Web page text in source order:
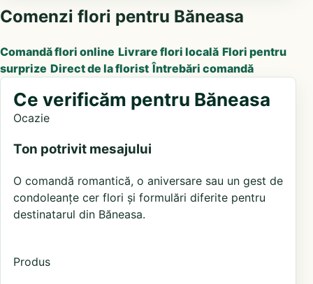
Comenzi flori pentru Băneasa
Comandă flori online Livrare flori locală Flori pentru
surprize Direct de la florist Întrebări comandă
Ce verificăm pentru Băneasa
Ocazie
Ton potrivit mesajului
O comandă romantică, o aniversare sau un gest de
condoleanțe cer flori și formulări diferite pentru
destinatarul din Băneasa.
Produs